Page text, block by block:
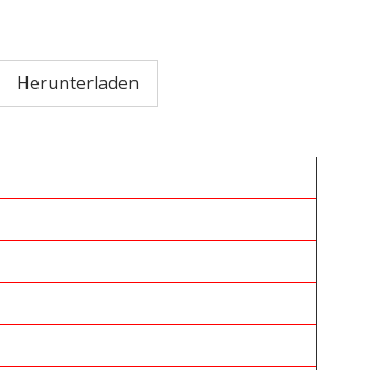
Herunterladen